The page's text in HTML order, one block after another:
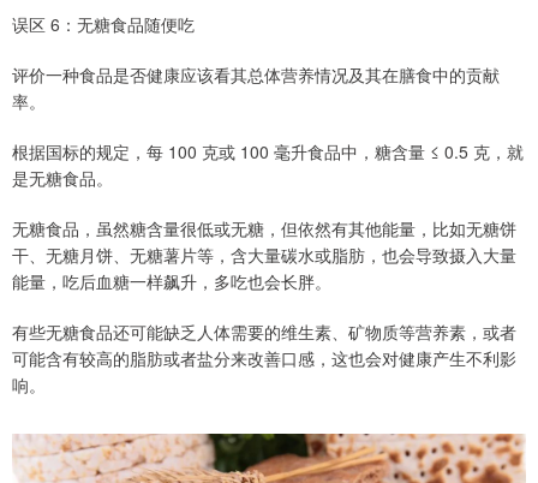
误区 6：无糖食品随便吃
评价一种食品是否健康应该看其总体营养情况及其在膳食中的贡献
率。
根据国标的规定，每 100 克或 100 毫升食品中，糖含量 ≤ 0.5 克，就
是无糖食品。
无糖食品，虽然糖含量很低或无糖，但依然有其他能量，比如无糖饼
干、无糖月饼、无糖薯片等，含大量碳水或脂肪，也会导致摄入大量
能量，吃后血糖一样飙升，多吃也会长胖。
有些无糖食品还可能缺乏人体需要的维生素、矿物质等营养素，或者
可能含有较高的脂肪或者盐分来改善口感，这也会对健康产生不利影
响。